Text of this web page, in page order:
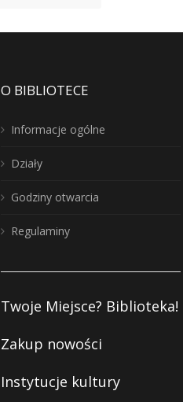
O BIBLIOTECE
Informacje ogólne
Działy
Godziny otwarcia
Regulaminy
Twoje Miejsce? Biblioteka!
Zakup nowości
Instytucje kultury